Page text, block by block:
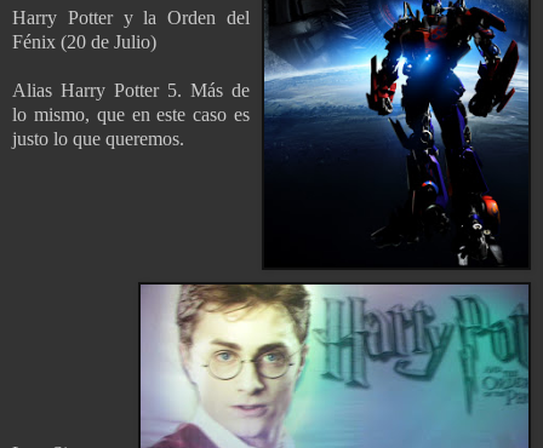
Harry Potter y la Orden del
Fénix (20 de Julio)
Alias Harry Potter 5. Más de
lo mismo, que en este caso es
justo lo que queremos.